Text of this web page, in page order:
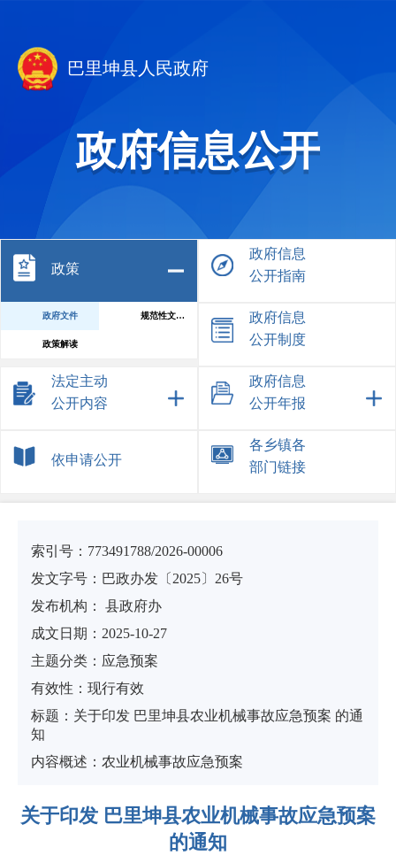
巴里坤县人民政府
政府信息公开
政策
政府文件 规范性文件库
政策解读
政府信息
公开指南
政府信息
公开制度
法定主动
公开内容
政府信息
公开年报
依申请公开
各乡镇各
部门链接
索引号： 773491788/2026-00006
发文字号：巴政办发〔2025〕26号
发布机构：
县政府办
成文日期： 2025-10-27
主题分类： 应急预案
有效性： 现行有效
标题： 关于印发 巴里坤县农业机械事故应急预案 的通
知
内容概述： 农业机械事故应急预案
关于印发 巴里坤县农业机械事故应急预案
的通知